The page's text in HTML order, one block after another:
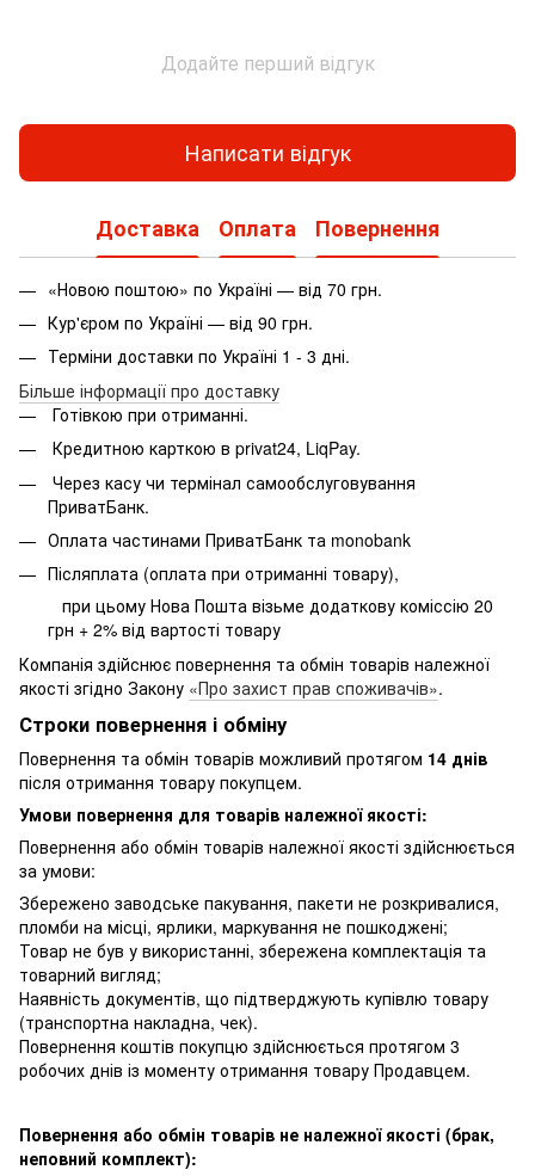
Додайте перший відгук
Написати відгук
Доставка Оплата Повернення
«Новою поштою» по Україні — від 70 грн.
Кур'єром по Україні — від 90 грн.
Терміни доставки по Україні 1 - 3 дні.
Більше інформації про доставку
Готівкою при отриманні.
Кредитною карткою в privat24, LiqPay.
Через касу чи термінал самообслуговування
ПриватБанк.
Оплата частинами ПриватБанк та monobank
Післяплата (оплата при отриманні товару),
при цьому Нова Пошта візьме додаткову коміссію 20
грн + 2% від вартості товару
Компанія здійснює повернення та обмін товарів належної
якості згідно Закону «Про захист прав споживачів».
Строки повернення і обміну
Повернення та обмін товарів можливий протягом 14 днів
після отримання товару покупцем.
Умови повернення для товарів належної якості:
Повернення або обмін товарів належної якості здійснюється
за умови:
Збережено заводське пакування, пакети не розкривалися,
пломби на місці, ярлики, маркування не пошкоджені;
Товар не був у використанні, збережена комплектація та
товарний вигляд;
Наявність документів, що підтверджують купівлю товару
(транспортна накладна, чек).
Повернення коштів покупцю здійснюється протягом 3
робочих днів із моменту отримання товару Продавцем.
Повернення або обмін товарів не належної якості (брак,
неповний комплект):